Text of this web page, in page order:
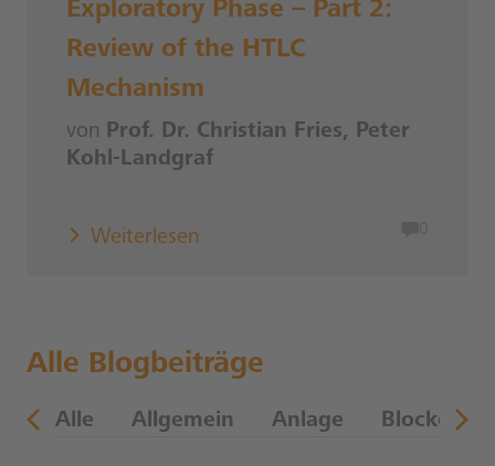
Exploratory Phase – Part 2:
Review of the HTLC
Mechanism
von Prof. Dr. Christian Fries, Peter
Kohl-Landgraf
Weiterlesen
Alle Blogbeiträge
Alle Allgemein Anlage